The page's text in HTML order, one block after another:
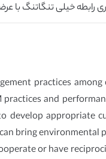
رابطه خیلی تنگاتنگ
practices
and
appropriate
bring environmental
or have